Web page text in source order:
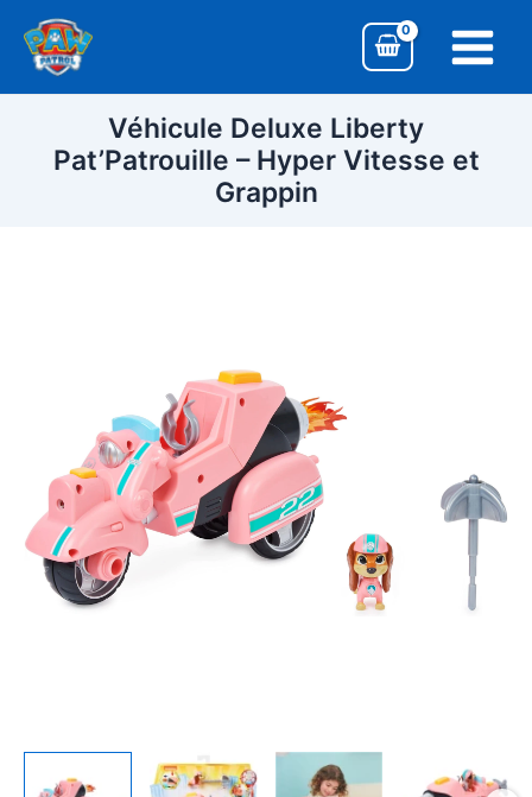
contenu
Menu
Véhicule Deluxe Liberty
Pat’Patrouille – Hyper Vitesse et
Grappin